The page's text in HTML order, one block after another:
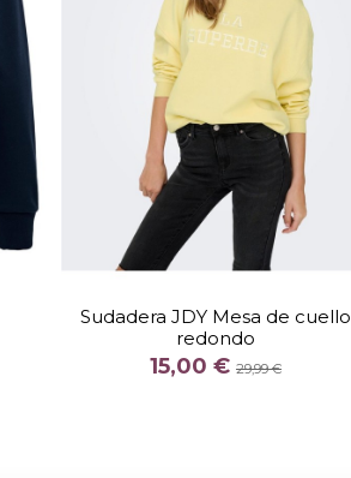
Sudadera JDY Mesa de cuello
redondo
15,00 € 29,99 €
TALLA
COLOR
AZUL CELESTE